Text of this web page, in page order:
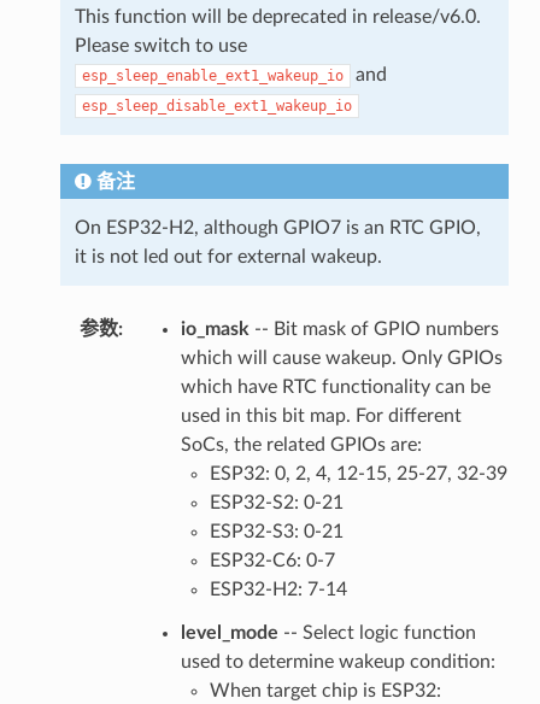
This function will be deprecated in release/v6.0.
Please switch to use
esp_sleep_enable_ext1_wakeup_io and
esp_sleep_disable_ext1_wakeup_io
备注
On ESP32-H2, although GPIO7 is an RTC GPIO,
it is not led out for external wakeup.
参数: io_mask -- Bit mask of GPIO numbers
which will cause wakeup. Only GPIOs
which have RTC functionality can be
used in this bit map. For different
SoCs, the related GPIOs are:
ESP32: 0, 2, 4, 12-15, 25-27, 32-39
ESP32-S2: 0-21
ESP32-S3: 0-21
ESP32-C6: 0-7
ESP32-H2: 7-14
level_mode -- Select logic function
used to determine wakeup condition:
When target chip is ESP32: